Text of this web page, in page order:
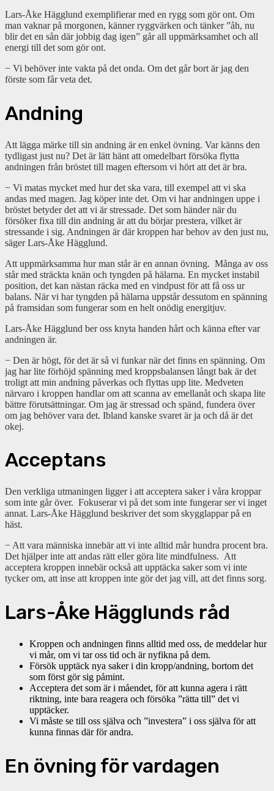
Lars-Åke Hägglund exemplifierar med en rygg som gör ont. Om
man vaknar på morgonen, känner ryggvärken och tänker ”åh, nu
blir det en sån där jobbig dag igen” går all uppmärksamhet och all
energi till det som gör ont.
− Vi behöver inte vakta på det onda. Om det går bort är jag den
förste som får veta det.
Andning
Att lägga märke till sin andning är en enkel övning. Var känns den
tydligast just nu? Det är lätt hänt att omedelbart försöka flytta
andningen från bröstet till magen eftersom vi hört att det är bra.
− Vi matas mycket med hur det ska vara, till exempel att vi ska
andas med magen. Jag köper inte det. Om vi har andningen uppe i
bröstet betyder det att vi är stressade. Det som händer när du
försöker fixa till din andning är att du börjar prestera, vilket är
stressande i sig. Andningen är där kroppen har behov av den just nu,
säger Lars-Åke Hägglund.
Att uppmärksamma hur man står är en annan övning. Många av oss
står med sträckta knän och tyngden på hälarna. En mycket instabil
position, det kan nästan räcka med en vindpust för att få oss ur
balans. När vi har tyngden på hälarna uppstår dessutom en spänning
på framsidan som fungerar som en helt onödig energitjuv.
Lars-Åke Hägglund ber oss knyta handen hårt och känna efter var
andningen är.
− Den är högt, för det är så vi funkar när det finns en spänning. Om
jag har lite förhöjd spänning med kroppsbalansen långt bak är det
troligt att min andning påverkas och flyttas upp lite. Medveten
närvaro i kroppen handlar om att scanna av emellanåt och skapa lite
bättre förutsättningar. Om jag är stressad och spänd, fundera över
om jag behöver vara det. Ibland kanske svaret är ja och då är det
okej.
Acceptans
Den verkliga utmaningen ligger i att acceptera saker i våra kroppar
som inte går över. Fokuserar vi på det som inte fungerar ser vi inget
annat. Lars-Åke Hägglund beskriver det som skygglappar på en
häst.
− Att vara människa innebär att vi inte alltid mår hundra procent bra.
Det hjälper inte att andas rätt eller göra lite mindfulness. Att
acceptera kroppen innebär också att upptäcka saker som vi inte
tycker om, att inse att kroppen inte gör det jag vill, att det finns sorg.
Lars-Åke Hägglunds råd
Kroppen och andningen finns alltid med oss, de meddelar hur
vi mår, om vi tar oss tid och är nyfikna på dem.
Försök upptäck nya saker i din kropp/andning, bortom det
som först gör sig påmint.
Acceptera det som är i måendet, för att kunna agera i rätt
riktning, inte bara reagera och försöka ”rätta till” det vi
upptäcker.
Vi måste se till oss själva och ”investera” i oss själva för att
kunna finnas där för andra.
En övning för vardagen